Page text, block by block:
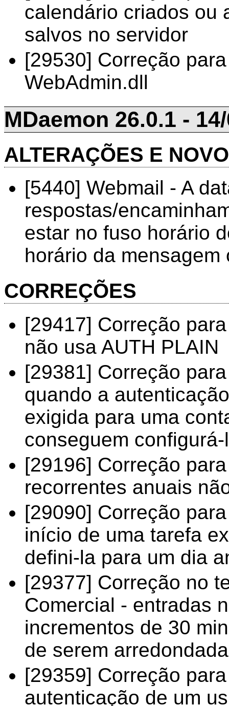
calendário criados ou
salvos no servidor
[29530] Correção
WebAdmin.dll
MDaemon 26.0.1 -
ALTERAÇÕES E
[5440] Webmail - A
respostas/
estar no fuso horário
horário da mensagem
CORREÇÕES
[29417] Correção
não usa AUTH PLAIN
[29381] Correção
quando a
exigida para uma
conseguem configurá-
[29196] Correção
recorrentes anuais
[29090] Correção
início de uma tarefa
defini-la para um dia
[29377] Correção no
Comercial - entradas
incrementos de 30
de serem
[29359] Correção
autenticação de um